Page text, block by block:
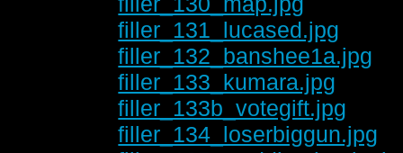
filler_131_lucased.jpg
filler_132_banshee1a.jpg
filler_133_kumara.jpg
filler_133b_votegift.jpg
filler_134_loserbiggun.jpg